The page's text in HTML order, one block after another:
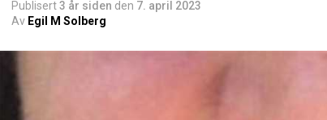
Publisert3 år siden den 7. april 2023
Av Egil M Solberg